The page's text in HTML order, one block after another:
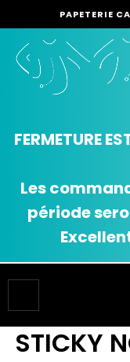
PAPETERIE
FERMETURE
Les
période
la
navigation
STICKY